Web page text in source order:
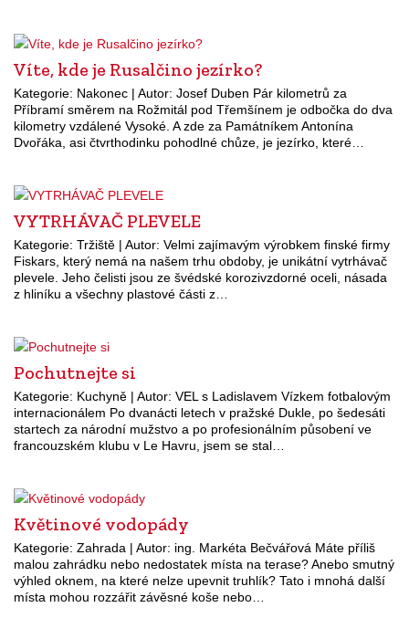
Víte, kde je Rusalčino jezírko?
Kategorie: Nakonec | Autor: Josef Duben Pár kilometrů za
Příbramí směrem na Rožmitál pod Třemšínem je odbočka do dva
kilometry vzdálené Vysoké. A zde za Památníkem Antonína
Dvořáka, asi čtvrthodinku pohodlné chůze, je jezírko, které…
VYTRHÁVAČ PLEVELE
Kategorie: Tržiště | Autor: Velmi zajímavým výrobkem finské firmy
Fiskars, který nemá na našem trhu obdoby, je unikátní vytrhávač
plevele. Jeho čelisti jsou ze švédské korozivzdorné oceli, násada
z hliníku a všechny plastové části z…
Pochutnejte si
Kategorie: Kuchyně | Autor: VEL s Ladislavem Vízkem fotbalovým
internacionálem Po dvanácti letech v pražské Dukle, po šedesáti
startech za národní mužstvo a po profesionálním působení ve
francouzském klubu v Le Havru, jsem se stal…
Květinové vodopády
Kategorie: Zahrada | Autor: ing. Markéta Bečvářová Máte příliš
malou zahrádku nebo nedostatek místa na terase? Anebo smutný
výhled oknem, na které nelze upevnit truhlík? Tato i mnohá další
místa mohou rozzářit závěsné koše nebo…